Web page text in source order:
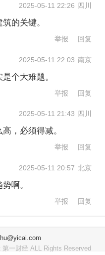
“到2025年累计推
争达到500万平方
两个紧密联系的
低碳建筑会把它笼
筑，但是现在几
都在往这个方向
、新建、既改和
试点层出不穷。
宅的产权归属归
村有丰富的可再
2025-05-11 22:26 四川
的关键。
举报 回复
2025-05-11 22:03 南京
个大难题。
举报 回复
2025-05-11 21:43 四川
，必须得减。
举报 回复
2025-05-11 20:57 北京
啊。
举报 回复
第一财经 ALL Rights Reserved